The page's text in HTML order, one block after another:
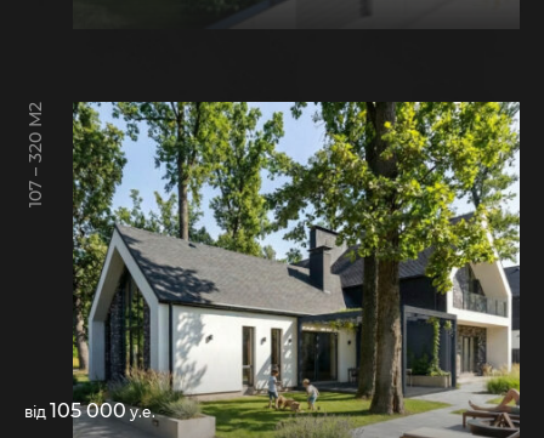
від 105 000у.е.
107 – 320 М2